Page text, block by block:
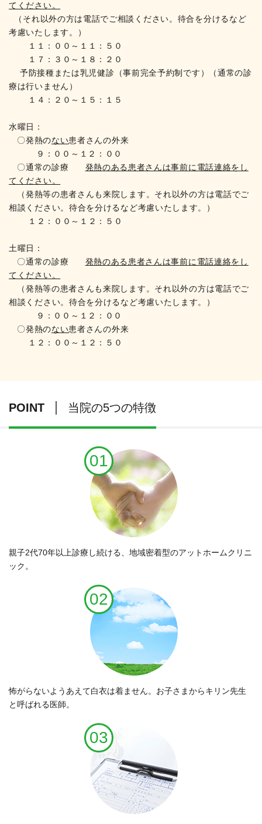
てください。
（それ以外の方は電話でご相談ください。待合を分けるなど
考慮いたします。）
１１：００～１１：５０
１７：３０～１８：２０
予防接種または乳児健診（事前完全予約制です）
（通常の診
療は行いません）
１４：２０～１５：１５
水曜日：
〇発熱のない患者さんの外来
９：００～１２：００
〇通常の診療 発熱のある患者さんは事前に電話連絡をし
てください。
（発熱等の患者さんも来院します。それ以外の方は電話でご
相談ください。 待合を分けるなど考慮いたします。）
１２：００～１２：５０
土曜日：
〇通常の診療 発熱のある患者さんは事前に電話連絡をし
てください。
（発熱等の患者さんも来院します。それ以外の方は電話でご
相談ください。 待合を分けるなど考慮いたします。）
９：００～１２：００
〇発熱のない患者さんの外来
１２：００～１２：５０
POINT 当院の5つの特徴
01
親子2代70年以上診療し続ける、地域密着型のアットホームクリニ
ック。
02
怖がらないようあえて白衣は着ません。お子さまからキリン先生
と呼ばれる医師。
03